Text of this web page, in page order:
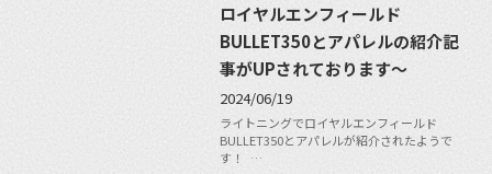
ロイヤルエンフィールド
BULLET350とアパレルの紹介記
事がUPされております〜
2024/06/19
ライトニングでロイヤルエンフィールド
BULLET350とアパレルが紹介されたようで
す！ …